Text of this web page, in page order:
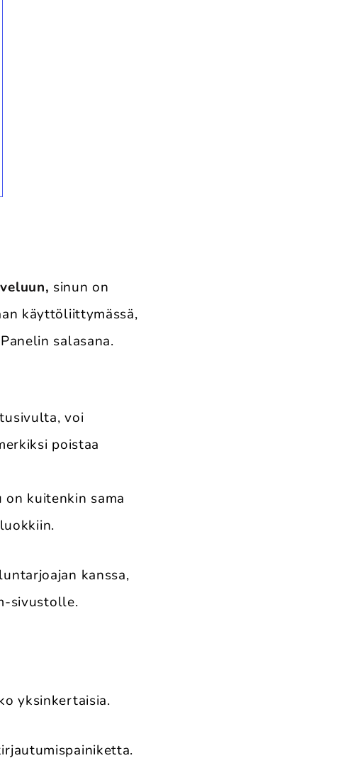
sinun on
käyttöliittymässä,
salasana.
voi
poistaa
kuitenkin sama
kanssa,
sivustolle.
yksinkertaisia.